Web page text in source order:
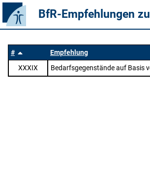
BfR-Empfehlungen
#
Empfehlung
XXXIX
Bedarfsgegenstände auf Basis